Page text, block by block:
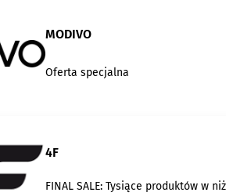
MODIVO
Oferta specjalna
4F
FINAL SALE: Tysiące produktów w